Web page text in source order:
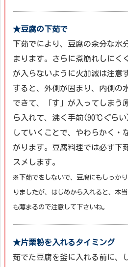
★豆腐の下茹で
下茹でにより、豆腐の余分な水
まります。さらに煮崩れしにく
が入らないように火加減は注意
すると、外側が固まり、内側の
できて、「す」が入ってしまう
ら入れて、沸く手前(90℃ぐら
していくことで、やわらかく・
がります。豆腐料理では必ず下
スメします。
※下茹でをしないで、豆腐にもしっかり
りましたが、 はじめから入れると、本
も薄まるので注意して下さいね。
★片栗粉を入れるタイミング
茹でた豆腐を釜に入れる前に、